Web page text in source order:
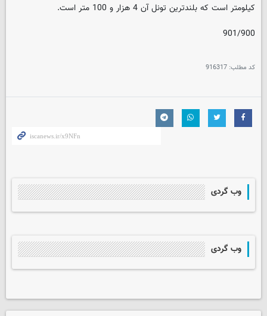
کیلومتر است که بلندترین تونل آن 4 هزار و 100 متر است
.
901/900
کد مطلب: 916317
وب گردی
وب گردی